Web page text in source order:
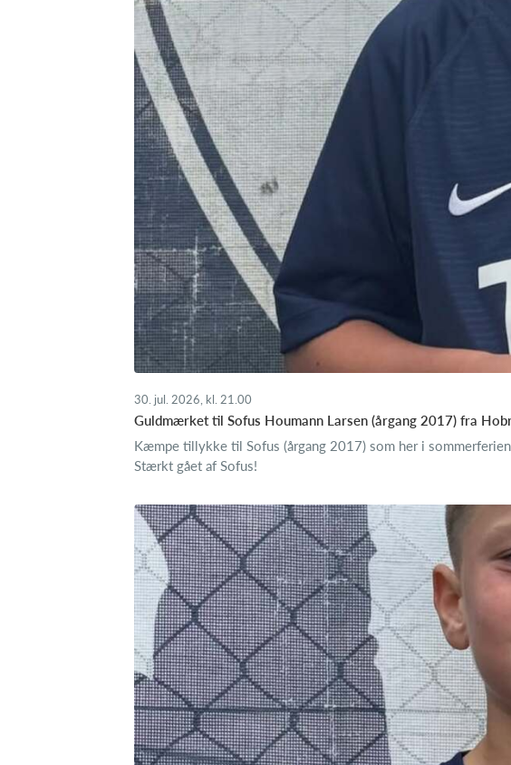
30. jul. 2026, kl. 21.00
Guldmærket til Sofus Houmann Larsen (årgang 2017) fra
Kæmpe tillykke til Sofus (årgang 2017) som her i
Stærkt gået af Sofus!